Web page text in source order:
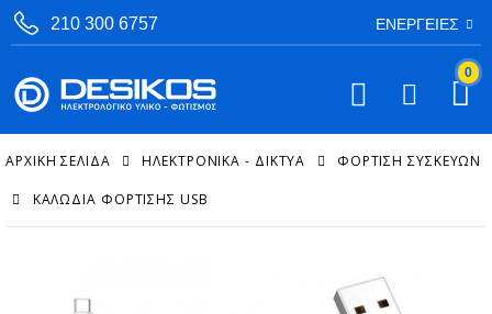
210 300 6757 ΕΝΈΡΓΕΙΕΣ
0
ΑΡΧΙΚΉ ΣΕΛΊΔΑ ΗΛΕΚΤΡΟΝΙΚΑ - ΔΙΚΤΥΑ ΦΌΡΤΙΣΗ ΣΥΣΚΕΥΏΝ
ΚΑΛΏΔΙΑ ΦΌΡΤΙΣΗΣ USB